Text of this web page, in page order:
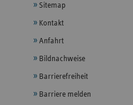
Sitemap
Kontakt
Anfahrt
Bildnachweise
Barrierefreiheit
Barriere melden